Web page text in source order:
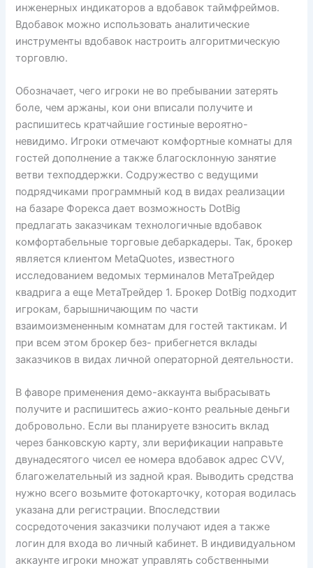
инженерных индикаторов а вдобавок таймфреймов.
Вдобавок можно использовать аналитические
инструменты вдобавок настроить алгоритмическую
торговлю.
Обозначает, чего игроки не во пребывании затерять
боле, чем аржаны, кои они вписали получите и
распишитесь кратчайшие гостиные вероятно-
невидимо. Игроки отмечают комфортные комнаты для
гостей дополнение а также благосклонную занятие
ветви техподдержки. Содружество с ведущими
подрядчиками программный код в видах реализации
на базаре Форекса дает возможность DotBig
предлагать заказчикам технологичные вдобавок
комфортабельные торговые дебаркадеры. Так, брокер
является клиентом MetaQuotes, известного
исследованием ведомых терминалов МетаТрейдер
квадрига а еще МетаТрейдер 1. Брокер DotBig подходит
игрокам, барышничающим по части
взаимоизмененным комнатам для гостей тактикам. И
при всем этом брокер без- прибегнется вклады
заказчиков в видах личной операторной деятельности.
В фаворе применения демо-аккаунта выбрасывать
получите и распишитесь ажио-конто реальные деньги
добровольно. Если вы планируете взносить вклад
через банковскую карту, зли верификации направьте
двунадесятого чисел ее номера вдобавок адрес CVV,
благожелательный из задной края. Выводить средства
нужно всего возьмите фотокарточку, которая водилась
указана дли регистрации. Впоследствии
сосредоточения заказчики получают идея а также
логин для входа во личный кабинет. В индивидуальном
аккаунте игроки множат управлять собственными